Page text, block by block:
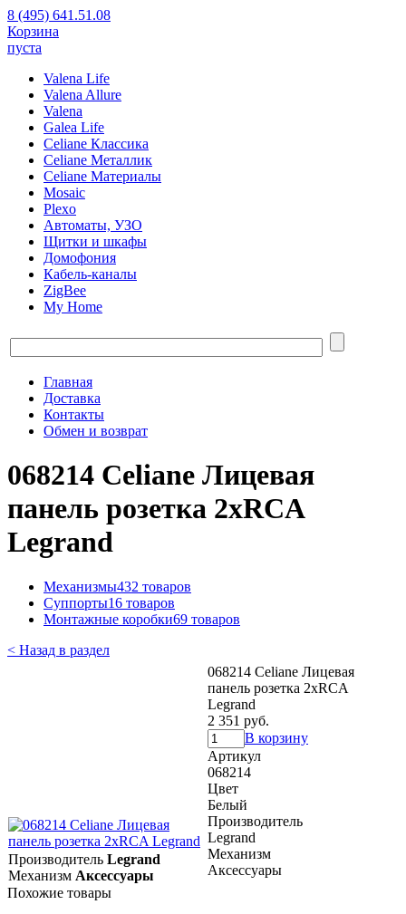
8 (495) 641.51.08
Корзина
пуста
Valena Life
Valena Allure
Valena
Galea Life
Celiane Классика
Celiane Металлик
Celiane Материалы
Mosaic
Plexo
Автоматы, УЗО
Щитки и шкафы
Домофония
Кабель-каналы
ZigBee
My Home
Главная
Доставка
Контакты
Обмен и возврат
068214 Celiane Лицевая
панель розетка 2xRCA
Legrand
Механизмы432 товаров
Суппорты16 товаров
Монтажные коробки69 товаров
< Назад в раздел
068214 Celiane Лицевая
панель розетка 2xRCA
Legrand
2 351 руб.
В корзину
Артикул
068214
Цвет
Белый
Производитель
Legrand
Механизм
Аксессуары
Производитель Legrand
Механизм Аксессуары
Похожие товары